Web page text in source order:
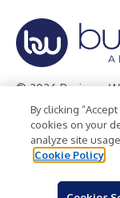
© 2026 Business
Privacy Policy
Terms of Use
By clicking
cookies on your
analyze site
Cookie Policy